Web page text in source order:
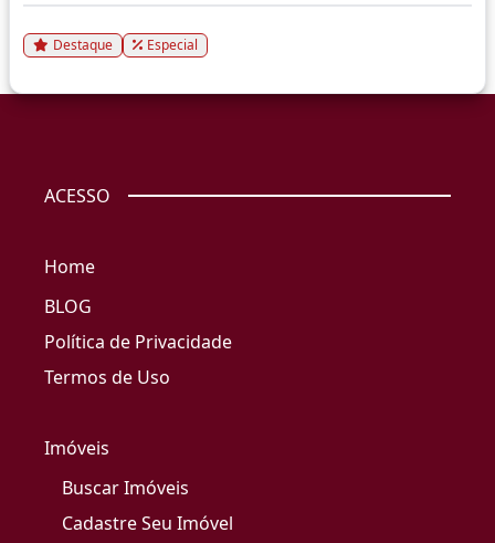
Destaque Especial
ACESSO
Home
BLOG
Política de Privacidade
Termos de Uso
Imóveis
Buscar Imóveis
Cadastre Seu Imóvel